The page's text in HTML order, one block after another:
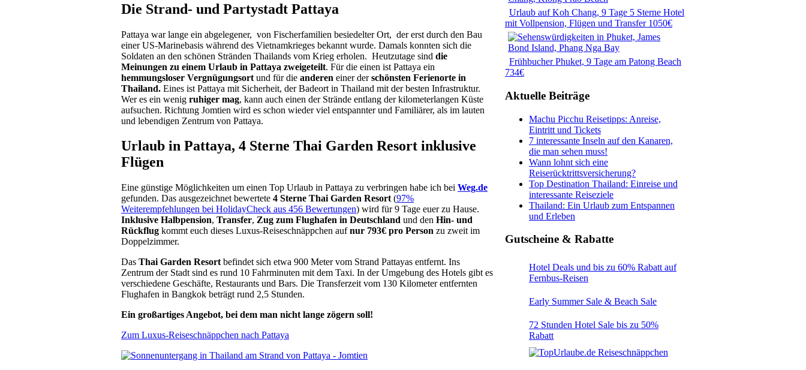
Die Strand- und Partystadt Pattaya
Pattaya war lange ein abgelegener, von Fischerfamilien besiedelter Ort, der erst durch den Bau
einer US-Marinebasis während des Vietnamkrieges bekannt wurde. Damals konnten sich die
Soldaten an den schönen Stränden Thailands vom Krieg erholen. Heutzutage sind die
Meinungen zu einem Urlaub in Pattaya zweigeteilt. Für die einen ist Pattaya ein
hemmungsloser Vergnügungsort und für die anderen einer derschönsten Ferienorte in
Thailand. Eines ist Pattaya mit Sicherheit, der Badeort in Thailand mit der besten Infrastruktur.
Wer es ein wenig ruhiger mag, kann auch einen der Strände entlang der kilometerlangen Küste
aufsuchen. Richtung Jomtien wird es schon wieder viel entspannter und Familiärer, als im lauten
und lebendigen Zentrum von Pattaya.
Urlaub in Pattaya, 4 Sterne Thai Garden Resort inklusive
Flügen
Eine günstige Möglichkeiten um einen Top Urlaub in Pattaya zu verbringen habe ich bei Weg.de
gefunden. Das ausgezeichnet bewertete 4 Sterne Thai Garden Resort (97%
Weiterempfehlungen bei HolidayCheck aus 456 Bewertungen) wird für 9 Tage euer zu Hause.
Inklusive Halbpension, Transfer, Zug zum Flughafen in Deutschland und den Hin- und
Rückflug kommt euch dieses Luxus-Reiseschnäppchen aufnur 793€ pro Person zu zweit im
Doppelzimmer.
Das Thai Garden Resort befindet sich etwa 900 Meter vom Strand Pattayas entfernt. Ins
Zentrum der Stadt sind es rund 10 Fahrminuten mit dem Taxi. In der Umgebung des Hotels gibt es
verschiedene Geschäfte, Restaurants und Bars. Die Transferzeit vom 130 Kilometer entfernten
Flughafen in Bangkok beträgt rund 2,5 Stunden.
Ein großartiges Angebot, bei dem man nicht lange zögern soll!
Zum Luxus-Reiseschnäppchen nach Pattaya
Urlaub auf Koh Chang, 9 Tage 5 Sterne Hotel
mit Vollpension, Flügen und Transfer 1050€
Frühbucher Phuket, 9 Tage am Patong Beach
734€
Aktuelle Beiträge
Machu Picchu Reisetipps: Anreise,
Eintritt und Tickets
7 interessante Inseln auf den Kanaren,
die man sehen muss!
Wann lohnt sich eine
Reiserücktrittsversicherung?
Top Destination Thailand: Einreise und
interessante Reiseziele
Thailand: Ein Urlaub zum Entspannen
und Erleben
Gutscheine & Rabatte
Hotel Deals und bis zu 60% Rabatt auf
Fernbus-Reisen
Early Summer Sale & Beach Sale
72 Stunden Hotel Sale bis zu 50%
Rabatt